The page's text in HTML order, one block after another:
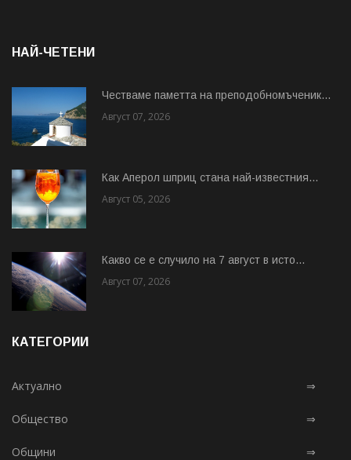
НАЙ-ЧЕТЕНИ
Честваме паметта на преподобномъченик...
Август 07, 2026
Как Аперол шприц стана най-известния...
Август 05, 2026
Какво се е случило на 7 август в исто...
Август 07, 2026
КАТЕГОРИИ
Актуално ⇒
Общество ⇒
Общини ⇒